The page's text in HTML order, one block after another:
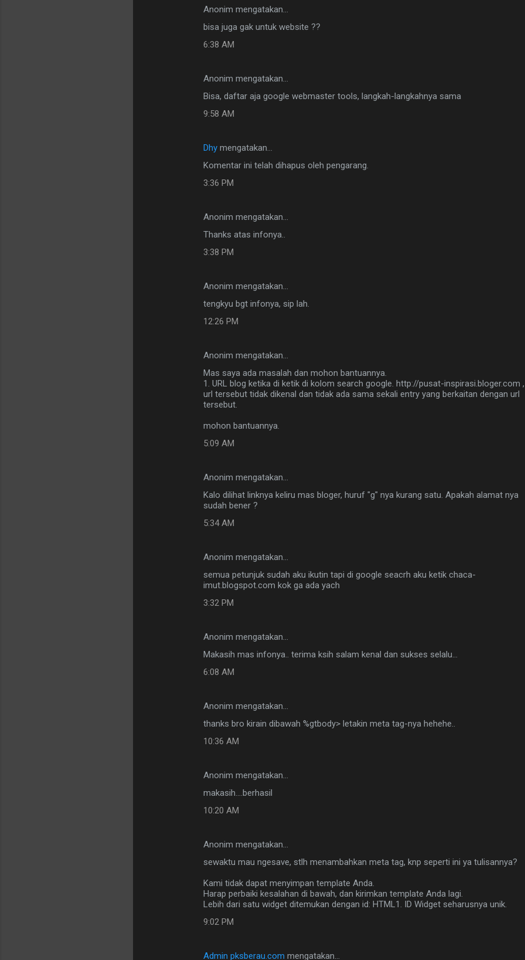
Anonim mengatakan…
bisa juga gak untuk website ??
6:38 AM
Anonim mengatakan…
Bisa, daftar aja google webmaster tools, langkah-langkahnya sama
9:58 AM
Dhy mengatakan…
Komentar ini telah dihapus oleh pengarang.
3:36 PM
Anonim mengatakan…
Thanks atas infonya..
3:38 PM
Anonim mengatakan…
tengkyu bgt infonya, sip lah.
12:26 PM
Anonim mengatakan…
Mas saya ada masalah dan mohon bantuannya.
1. URL blog ketika di ketik di kolom search google. http://pusat-inspirasi.bloger.com ,
url tersebut tidak dikenal dan tidak ada sama sekali entry yang berkaitan dengan url
tersebut.
mohon bantuannya.
5:09 AM
Anonim mengatakan…
Kalo dilihat linknya keliru mas bloger, huruf "g" nya kurang satu. Apakah alamat nya
sudah bener ?
5:34 AM
Anonim mengatakan…
semua petunjuk sudah aku ikutin tapi di google seacrh aku ketik chaca-
imut.blogspot.com kok ga ada yach
3:32 PM
Anonim mengatakan…
Makasih mas infonya.. terima ksih salam kenal dan sukses selalu...
6:08 AM
Anonim mengatakan…
thanks bro kirain dibawah %gtbody> letakin meta tag-nya hehehe..
10:36 AM
Anonim mengatakan…
makasih....berhasil
10:20 AM
Anonim mengatakan…
sewaktu mau ngesave, stlh menambahkan meta tag, knp seperti ini ya tulisannya?
Kami tidak dapat menyimpan template Anda.
Harap perbaiki kesalahan di bawah, dan kirimkan template Anda lagi.
Lebih dari satu widget ditemukan dengan id: HTML1. ID Widget seharusnya unik.
9:02 PM
Admin pksberau.com mengatakan…